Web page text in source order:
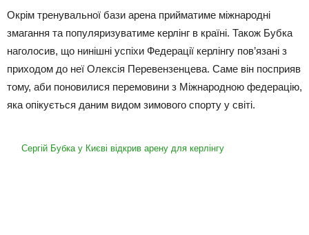
Окрім тренувальної бази арена прийматиме міжнародні
змагання та популяризуватиме керлінг в країні. Також Бубка
наголосив, що нинішні успіхи Федерації керлінгу пов’язані з
приходом до неї Олексія Перевензенцева. Саме він посприяв
тому, аби поновилися перемовини з Міжнародною федерацію,
яка опікується даним видом зимового спорту у світі.
Сергій Бубка у Києві відкрив арену для керлінгу